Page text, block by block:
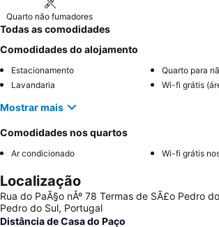
Quarto não fumadores
Todas as comodidades
Comodidades do alojamento
Estacionamento
Quarto para
Lavandaria
Wi-fi grátis
Mostrar mais
Comodidades nos quartos
Ar condicionado Wi-fi grátis
Localização
Rua do PaÃ§o nÂº 78 Termas de SÃ£o Pedro
Pedro do Sul, Portugal
Distância de Casa do Paço